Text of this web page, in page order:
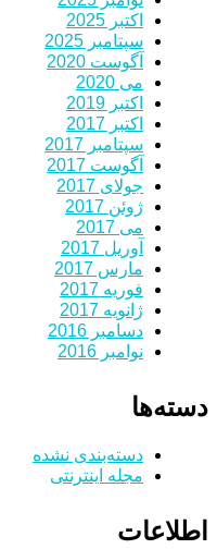
اکتبر 2025
سپتامبر 2025
آگوست 2020
می 2020
اکتبر 2019
اکتبر 2017
سپتامبر 2017
آگوست 2017
جولای 2017
ژوئن 2017
می 2017
آوریل 2017
مارس 2017
فوریه 2017
ژانویه 2017
دسامبر 2016
نوامبر 2016
دسته‌ها
دسته‌بندی نشده
مجله اینترنتی
اطلاعات